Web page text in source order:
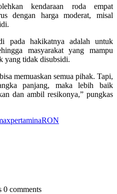
kendaraan roda empat
dengan harga moderat, misal
pada hakikatnya adalah untuk
masyarakat yang mampu
yang tidak disubsidi.
memuaskan semua pihak. Tapi,
panjang, maka lebih baik
dan ambil resikonya,” pungkas
pertaminaRON
0 comments